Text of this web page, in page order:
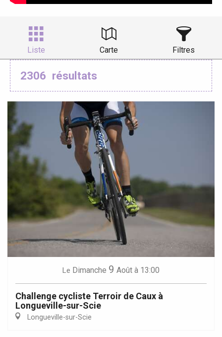
Liste Carte Filtres
2306 résultats
Le Dimanche 9 Août à 13:00
Challenge cycliste Terroir de Caux à
Longueville-sur-Scie
Longueville-sur-Scie